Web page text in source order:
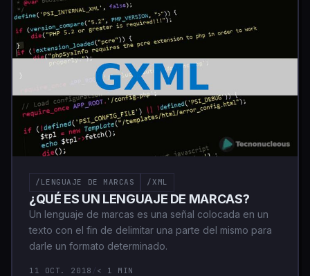
/LENGUAJE DE MARCAS /XML
¿QUÉ ES UN LENGUAJE DE MARCAS?
Un lenguaje de marcas es una señal colocada en un
texto con el fin de delimitar una parte del mismo para
darle un formato determinado.
11 OCT. 2018
< 1 MIN